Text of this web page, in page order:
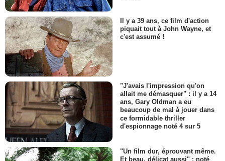
Il y a 39 ans, ce film d'action
piquait tout à John Wayne, et
c'est assumé !
"J'avais l'impression qu'on
allait me démasquer" : il y a 14
ans, Gary Oldman a eu
beaucoup de mal à jouer dans
ce formidable thriller
d'espionnage noté 4 sur 5
"Un film dur, éprouvant même.
Et beau, délicat aussi" : noté